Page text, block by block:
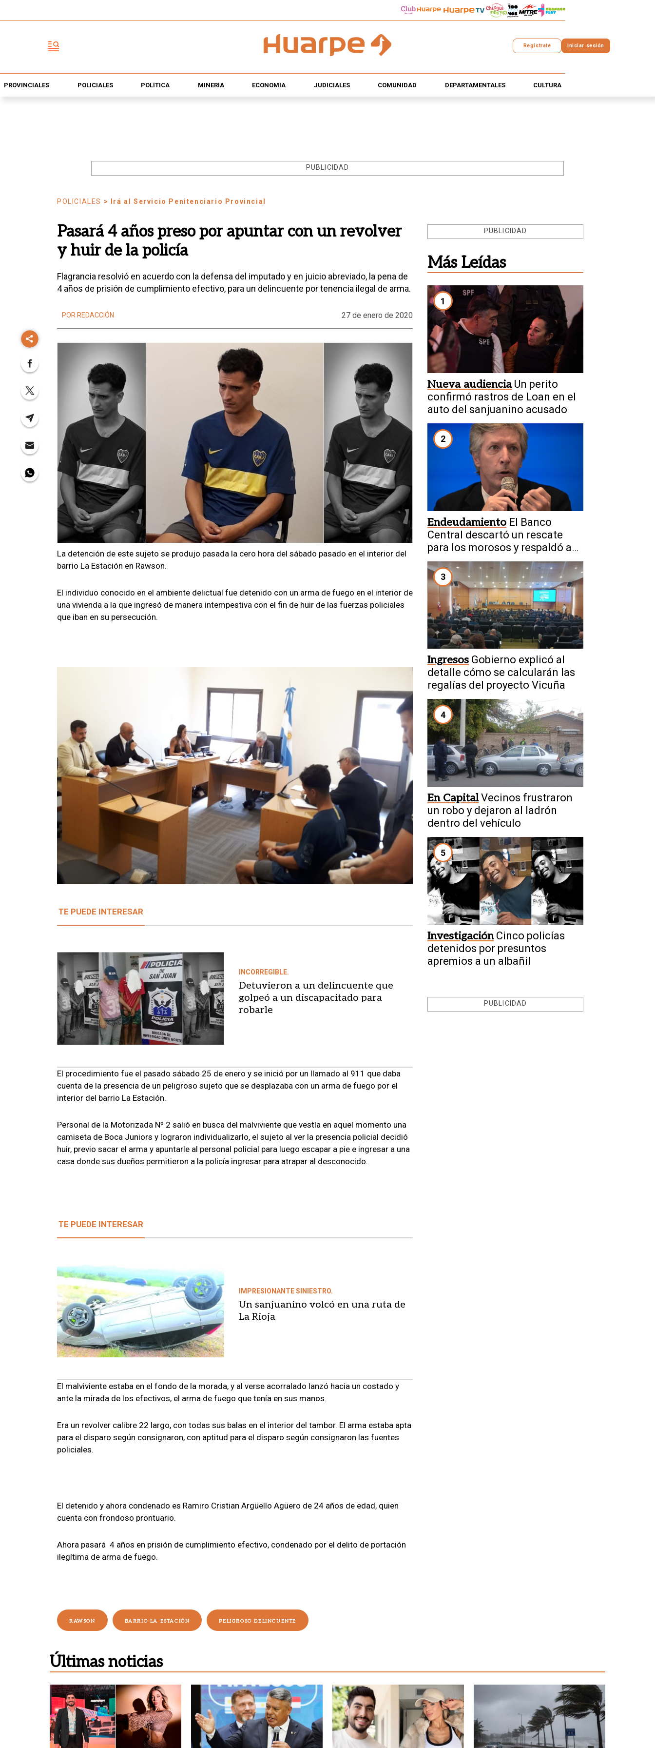
Registrate Iniciar sesión
PROVINCIALES POLICIALES POLÍTICA MINERÍA ECONOMÍA JUDICIALES COMUNIDAD DEPARTAMENTALES CULTURA
PUBLICIDAD
POLICIALES > Irá al Servicio Penitenciario Provincial
Pasará 4 años preso por apuntar con un revolver
y huir de la policía
Flagrancia resolvió en acuerdo con la defensa del imputado y en juicio abreviado, la pena de
4 años de prisión de cumplimiento efectivo, para un delincuente por tenencia ilegal de arma.
POR REDACCIÓN 27 de enero de 2020
La detención de este sujeto se produjo pasada la cero hora del sábado pasado en el interior del
barrio La Estación en Rawson.
El individuo conocido en el ambiente delictual fue detenido con un arma de fuego en el interior de
una vivienda a la que ingresó de manera intempestiva con el fin de huir de las fuerzas policiales
que iban en su persecución.
TE PUEDE INTERESAR
INCORREGIBLE.
Detuvieron a un delincuente que
golpeó a un discapacitado para
robarle
El procedimiento fue el pasado sábado 25 de enero y se inició por un llamado al 911 que daba
cuenta de la presencia de un peligroso sujeto que se desplazaba con un arma de fuego por el
interior del barrio La Estación.
Personal de la Motorizada Nº 2 salió en busca del malviviente que vestía en aquel momento una
camiseta de Boca Juniors y lograron individualizarlo, el sujeto al ver la presencia policial decidió
huir, previo sacar el arma y apuntarle al personal policial para luego escapar a pie e ingresar a una
casa donde sus dueños permitieron a la policía ingresar para atrapar al desconocido.
TE PUEDE INTERESAR
IMPRESIONANTE SINIESTRO.
Un sanjuanino volcó en una ruta de
La Rioja
El malviviente estaba en el fondo de la morada, y al verse acorralado lanzó hacia un costado y
ante la mirada de los efectivos, el arma de fuego que tenía en sus manos.
Era un revolver calibre 22 largo, con todas sus balas en el interior del tambor. El arma estaba apta
para el disparo según consignaron, con aptitud para el disparo según consignaron las fuentes
policiales.
El detenido y ahora condenado es Ramiro Cristian Argüello Agüero de 24 años de edad, quien
cuenta con frondoso prontuario.
Ahora pasará 4 años en prisión de cumplimiento efectivo, condenado por el delito de portación
ilegítima de arma de fuego.
RAWSON BARRIO LA ESTACIÓN PELIGROSO DELINCUENTE
PUBLICIDAD
Más Leídas
1
Nueva audiencia Un perito
confirmó rastros de Loan en el
auto del sanjuanino acusado
2
Endeudamiento El Banco
Central descartó un rescate
para los morosos y respaldó a
Caputo
3
Ingresos Gobierno explicó al
detalle cómo se calcularán las
regalías del proyecto Vicuña
4
En Capital Vecinos frustraron
un robo y dejaron al ladrón
dentro del vehículo
5
Investigación Cinco policías
detenidos por presuntos
apremios a un albañil
PUBLICIDAD
Últimas noticias